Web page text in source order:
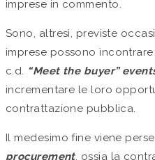
imprese in commento.
Sono, altresì, previste
imprese possono
c.d. “Meet the buyer”
incrementare le loro
contrattazione pubblica.
Il medesimo fine viene
procurement, ossia la